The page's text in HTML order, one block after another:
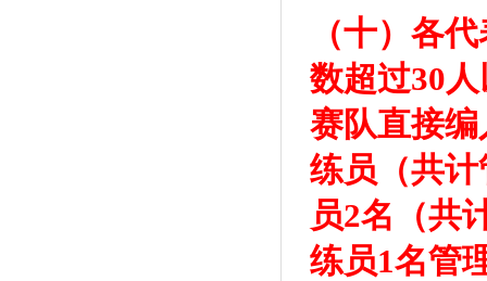
（十）各
数超过30
赛队直接
练员（共
员2名（共
练员1名管